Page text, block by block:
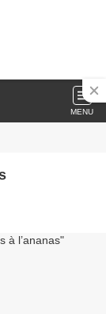
MENU